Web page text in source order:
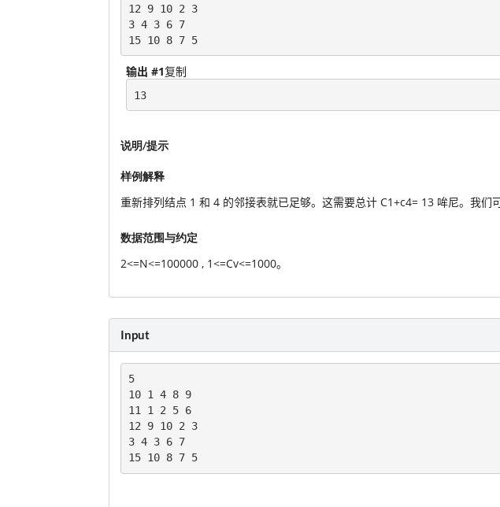
12 9 10 2 3
3 4 3 6 7
15 10 8 7 5
输出 #1复制
13
说明/提示
样例解释
重新排列结点 1 和 4 的邻接表就已足够。这需要总计 C1+c4= 13 哞尼。我们
数据范围与约定
2<=N<=100000 , 1<=Cv<=1000。
Input
5
10 1 4 8 9
11 1 2 5 6
12 9 10 2 3
3 4 3 6 7
15 10 8 7 5